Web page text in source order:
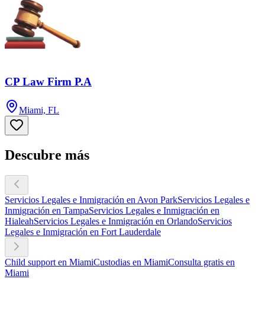
CP Law Firm P.A
Miami, FL
Descubre más
Servicios Legales e Inmigración en Avon ParkServicios Legales e
Inmigración en TampaServicios Legales e Inmigración en
HialeahServicios Legales e Inmigración en OrlandoServicios
Legales e Inmigración en Fort Lauderdale
Child support en MiamiCustodias en MiamiConsulta gratis en
Miami